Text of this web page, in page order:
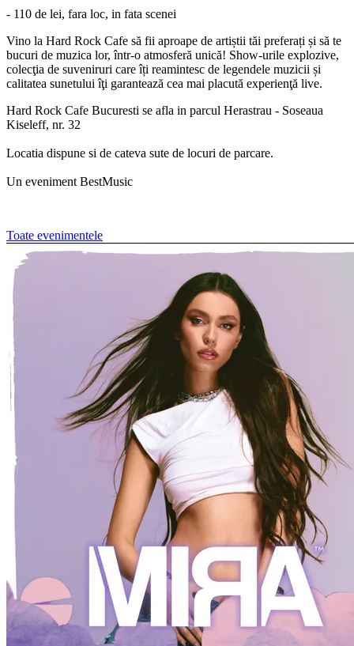
- 110 de lei, fara loc, in fata scenei
Vino la Hard Rock Cafe să fii aproape de artiștii tăi preferați și să te
bucuri de muzica lor, într-o atmosferă unică! Show-urile explozive,
colecţia de suveniruri care îți reamintesc de legendele muzicii și
calitatea sunetului îţi garantează cea mai placută experienţă live.
Hard Rock Cafe Bucuresti se afla in parcul Herastrau - Soseaua
Kiseleff, nr. 32
Locatia dispune si de cateva sute de locuri de parcare.
Un eveniment BestMusic
Toate evenimentele